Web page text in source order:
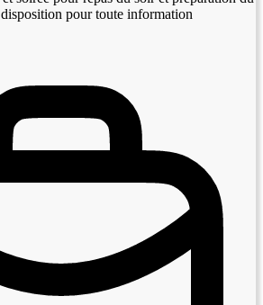
pour toute information